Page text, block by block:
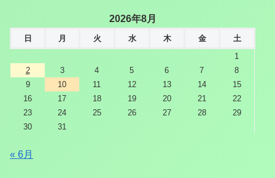
2026年8月
日 月 火 水 木 金
土
1
2
3 4 5 6 7
8
9
10 11 12 13 14
15
16
17 18 19 20 21
22
23
24 25 26 27 28
29
30
31
« 6月